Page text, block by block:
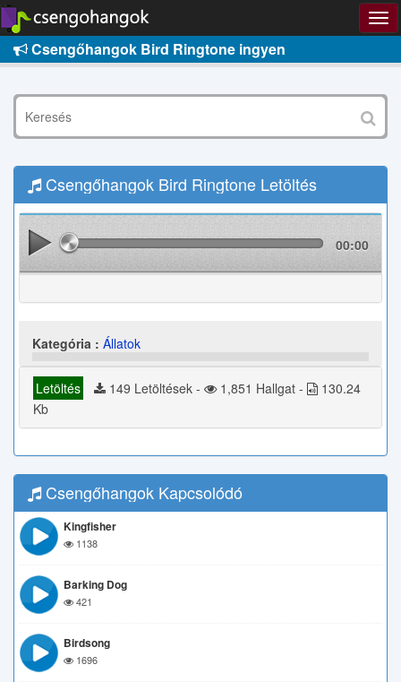
Csengőhangok Bird Ringtone ingyen
Csengőhangok Bird Ringtone Letöltés
00:00
Kategória : Állatok
Letöltés 149 Letöltések - 1,851 Hallgat -
130.24
Kb
Csengőhangok Kapcsolódó
Kingfisher
1138
Barking Dog
421
Birdsong
1696